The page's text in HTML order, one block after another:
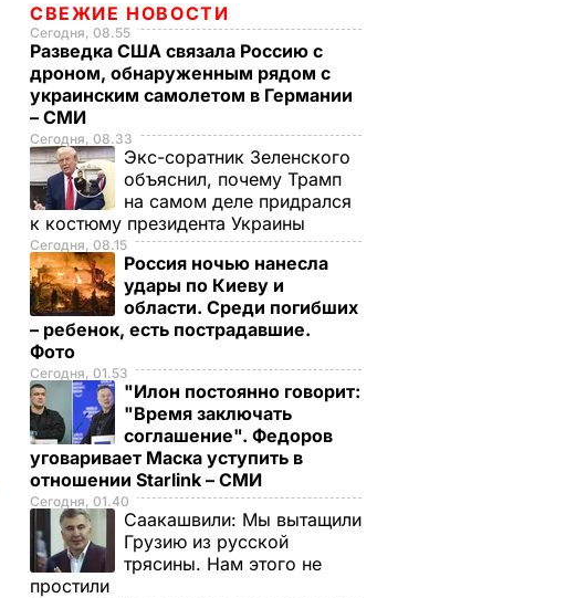
СВЕЖИЕ НОВОСТИ
Сегодня, 08.55
Разведка США связала Россию с
дроном, обнаруженным рядом с
украинским самолетом в Германии
– СМИ
Сегодня, 08.33
Экс-соратник Зеленского
объяснил, почему Трамп
на самом деле придрался
к костюму президента Украины
Сегодня, 08.15
Россия ночью нанесла
удары по Киеву и
области. Среди погибших
– ребенок, есть пострадавшие.
Фото
Сегодня, 01.53
"Илон постоянно говорит:
"Время заключать
соглашение". Федоров
уговаривает Маска уступить в
отношении Starlink – СМИ
Сегодня, 01.40
Саакашвили: Мы вытащили
Грузию из русской
трясины. Нам этого не
простили